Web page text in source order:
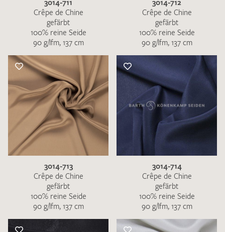
3014-711
Crêpe de Chine
gefärbt
100% reine Seide
90 g/lfm, 137 cm
3014-712
Crêpe de Chine
gefärbt
100% reine Seide
90 g/lfm, 137 cm
3014-713
Crêpe de Chine
gefärbt
100% reine Seide
90 g/lfm, 137 cm
3014-714
Crêpe de Chine
gefärbt
100% reine Seide
90 g/lfm, 137 cm